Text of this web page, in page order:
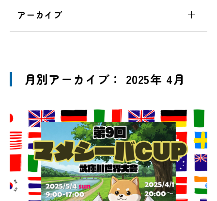
月別アーカイブ： 2025年 4月
アーカイブ